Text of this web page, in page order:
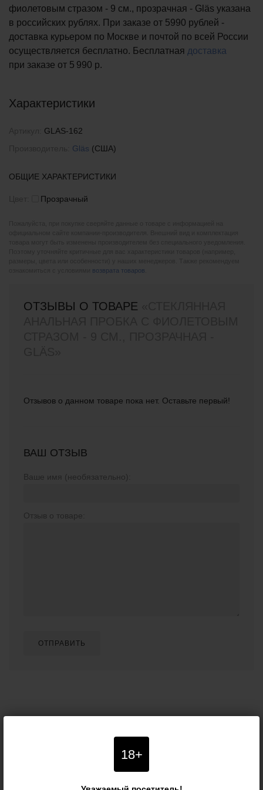
18+
фиолетовым стразом - 9 см., прозрачная - Gläs указана
в российских рублях. При заказе от 5990 рублей -
доставка курьером по Москве и почтой по всей России
осуществляется бесплатно. Бесплатная доставка
при заказе от 5 990 р.
Характеристики
GLAS-162
Gläs (США)
ОБЩИЕ ХАРАКТЕРИСТИКИ
Прозрачный
возврата товаров
ОТЗЫВЫ О ТОВАРЕ
Отзывов о данном товаре пока нет. Оставьте первый!
ВАШ ОТЗЫВ
Ваше имя (необязательно):
Отзыв о товаре:
ОТПРАВИТЬ